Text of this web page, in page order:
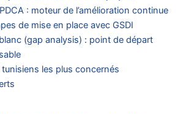
: moteur de l’amélioration continue
de mise en place avec GSDI
blanc (gap analysis) : point de départ
tunisiens les plus concernés